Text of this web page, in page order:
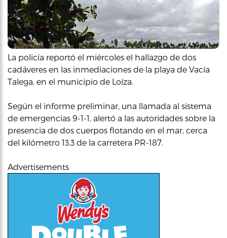
La policía reportó el miércoles el hallazgo de dos
cadáveres en las inmediaciones de la playa de Vacía
Talega, en el municipio de Loíza.
Según el informe preliminar, una llamada al sistema
de emergencias 9-1-1, alertó a las autoridades sobre la
presencia de dos cuerpos flotando en el mar, cerca
del kilómetro 13.3 de la carretera PR-187.
Advertisements